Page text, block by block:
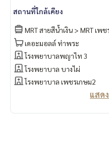
- รร.กรุงเทพคริสเตียน
- รร.นานาชาติ โชรส์เบอรี่
- รพ.พญาไท 3
- รพ.สมเด็จพระปิ่นเกล้า
- รพ.สมิติเวช ธนบุรี
===============
สนใจติดต่อฟลุ๊ค099-287-9294
Line Id : @docondo
DoCondo.com
สถานที่ใกล้เคียง
MRT สายสีน้ำเงิน > MRT เพ
เดอะมอลล์ ท่าพระ
โรงพยาบาลพญาไท 3
โรงพยาบาล บางไผ่
โรงพยาบาล เพชรเกษม2
แสด